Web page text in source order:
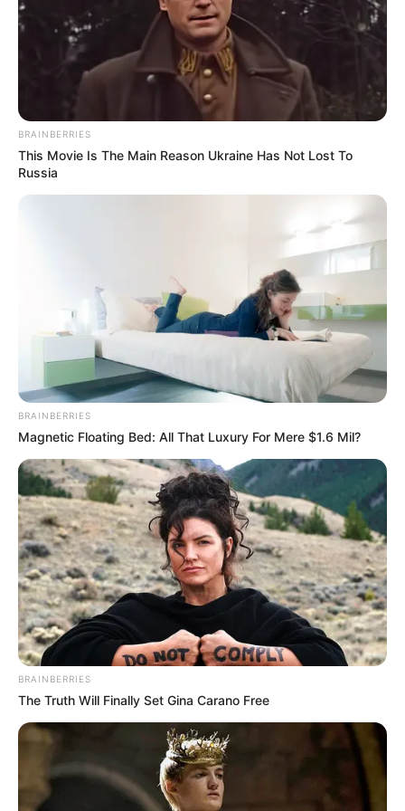
Le puede interesar:
Tranquilos: Plata pa'l metro ya está
asegurada, no importa si hay retrasos, dice Galán
Las primeras columnas del viaducto fueron fundidas
sobre los pilotes hincados previamente a más de 60
metros bajo tierra por las enormes piloteadoras traídas en
el primer semestre del año pasado desde China yse
sostienen sobre los dados de cimentación que le dan
estabilidad a toda la estructura.
"Una vez culminen las labores de cimentación, este
mismo proceso de fundición de columnas
será realizado
a lo largo de los 23,9 kilómetros del viaducto.
Estas
estructuras tendrán un diámetro que oscila entre los 2,5 y
en algunos puntos del trazado algunas tendrán una
altura superior a los 18,5 metros", dijo.
Asimismo, la empresa explicó que en
el intercambiador
vial de la calle 72 con Caracasse avanza en la
excavación del paso deprimido y para la construcción de
BRAINBERRIES
This Movie Is The Main Reason Ukraine Has Not Lost To
Russia
BRAINBERRIES
Magnetic Floating Bed: All That Luxury For Mere $1.6 Mil?
BRAINBERRIES
The Truth Will Finally Set Gina Carano Free